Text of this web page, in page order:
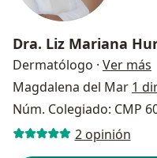
Dra. Liz Mariana
Dermatólogo · Ver más
Magdalena del Mar 1
Núm. Colegiado: CMP
2 opinión